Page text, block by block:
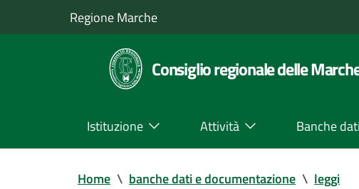
Regione Marche
Consiglio regionale delle
Istituzione Attività Banche dati
Home \ banche dati e documentazione \ leggi